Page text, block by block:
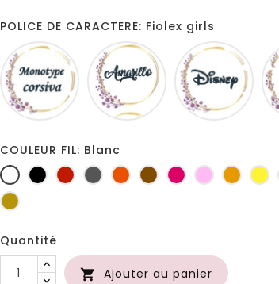
POLICE DE CARACTERE: Fiolex girls
Monotype
corsiva
Amarillo
COULEUR FIL: Blanc
BlancNoir RougeGris
foncé
OrangeMarronFuchsia
RoseJaune
d'or
Or
Quantité
 Ajouter au panier